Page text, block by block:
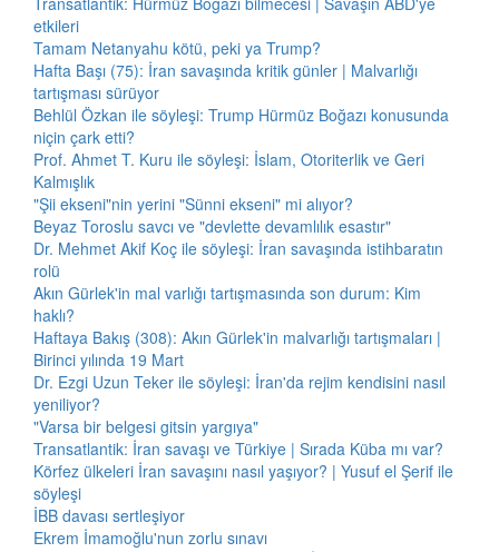
etkileri
Tamam Netanyahu kötü, peki ya Trump?
Hafta Başı (75): İran savaşında kritik günler | Malvarlığı
tartışması sürüyor
Behlül Özkan ile söyleşi: Trump Hürmüz Boğazı konusunda
niçin çark etti?
Prof. Ahmet T. Kuru ile söyleşi: İslam, Otoriterlik ve Geri
Kalmışlık
"Şii ekseni"nin yerini "Sünni ekseni" mi alıyor?
Beyaz Toroslu savcı ve "devlette devamlılık esastır"
Dr. Mehmet Akif Koç ile söyleşi: İran savaşında istihbaratın
rolü
Akın Gürlek'in mal varlığı tartışmasında son durum: Kim
haklı?
Haftaya Bakış (308): Akın Gürlek'in malvarlığı tartışmaları |
Birinci yılında 19 Mart
Dr. Ezgi Uzun Teker ile söyleşi: İran'da rejim kendisini nasıl
yeniliyor?
"Varsa bir belgesi gitsin yargıya"
Transatlantik: İran savaşı ve Türkiye | Sırada Küba mı var?
Körfez ülkeleri İran savaşını nasıl yaşıyor? | Yusuf el Şerif ile
söyleşi
İBB davası sertleşiyor
Ekrem İmamoğlu'nun zorlu sınavı